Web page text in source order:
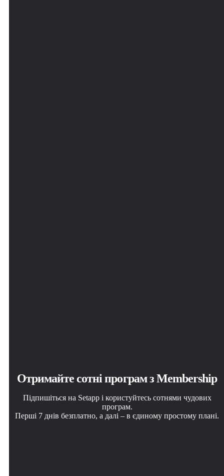
Отримайте сотні програм з Membership
Підпишіться на Setapp і користуйтесь сотнями чудових
програм.
Перші 7 днів безплатно, а далі – в єдиному простому плані.